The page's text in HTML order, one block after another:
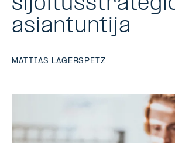
asiantuntija
MATTIAS LAGERSPETZ